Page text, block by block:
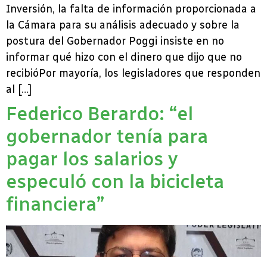
Inversión, la falta de información proporcionada a
la Cámara para su análisis adecuado y sobre la
postura del Gobernador Poggi insiste en no
informar qué hizo con el dinero que dijo que no
recibióPor mayoría, los legisladores que responden
al […]
Federico Berardo: “el
gobernador tenía para
pagar los salarios y
especuló con la bicicleta
financiera”